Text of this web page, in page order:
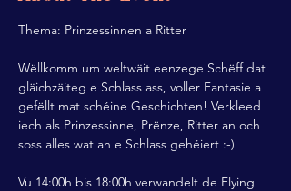
Thema: Prinzessinnen a Ritter
Wëllkomm um weltwäit eenzege Schëff dat
gläichzäiteg e Schlass ass, voller Fantasie a
gefëllt mat schéine Geschichten! Verkleed
iech als Prinzessinne, Prënze, Ritter an och
soss alles wat an e Schlass gehéiert :-)
Vu 14:00h bis 18:00h verwandelt de Flying